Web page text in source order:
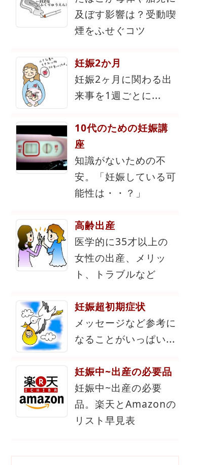
及ぼす影響は？受動喫
煙をふせぐコツ
妊娠2か月
妊娠2ヶ月に関わる出
来事を1週ごとに...
10代のための妊娠講
座
知識がないための不
安。「妊娠している可
能性は・・？」
高齢出産
医学的に35才以上の
女性の出産、メリッ
ト、トラブルなど
妊娠超初期症状
メッセージなど参考に
なることがいっぱい...
妊娠中~出産の必要品
妊娠中~出産の必要
品。楽天とAmazonの
リスト早見表